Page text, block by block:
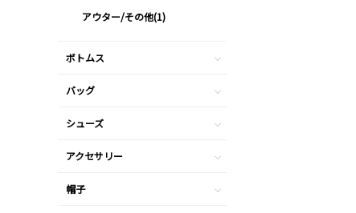
アウター/その他(1)
ボトムス
バッグ
シューズ
アクセサリー
帽子